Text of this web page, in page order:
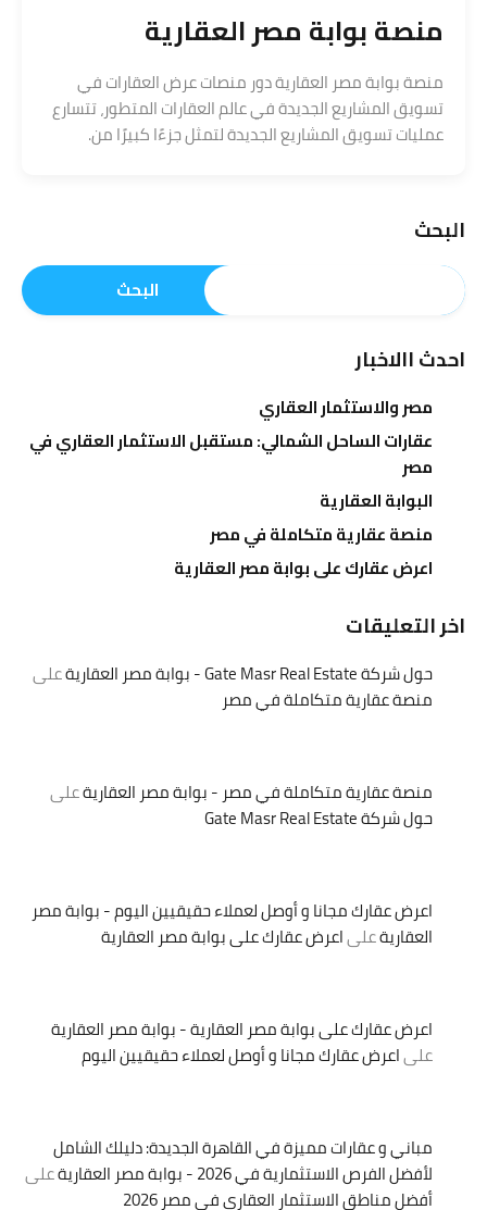
منصة بوابة مصر العقارية
منصة بوابة مصر العقارية دور منصات عرض العقارات في
تسويق المشاريع الجديدة في عالم العقارات المتطور، تتسارع
عمليات تسويق المشاريع الجديدة لتمثل جزءًا كبيرًا من.
البحث
البحث
احدث االاخبار
مصر والاستثمار العقاري
عقارات الساحل الشمالي: مستقبل الاستثمار العقاري في
مصر
البوابة العقارية
منصة عقارية متكاملة في مصر
اعرض عقارك على بوابة مصر العقارية
اخر التعليقات
حول شركة Gate Masr Real Estate - بوابة مصر العقارية
على
منصة عقارية متكاملة في مصر
منصة عقارية متكاملة في مصر - بوابة مصر العقاريةعلى
حول شركة Gate Masr Real Estate
اعرض عقارك مجانا و أوصل لعملاء حقيقيين اليوم - بوابة مصر
العقاريةعلىاعرض عقارك على بوابة مصر العقارية
اعرض عقارك على بوابة مصر العقارية - بوابة مصر العقارية
علىاعرض عقارك مجانا و أوصل لعملاء حقيقيين اليوم
مباني و عقارات مميزة في القاهرة الجديدة: دليلك الشامل
لأفضل الفرص الاستثمارية في 2026 - بوابة مصر العقارية
على
أفضل مناطق الاستثمار العقاري في مصر 2026